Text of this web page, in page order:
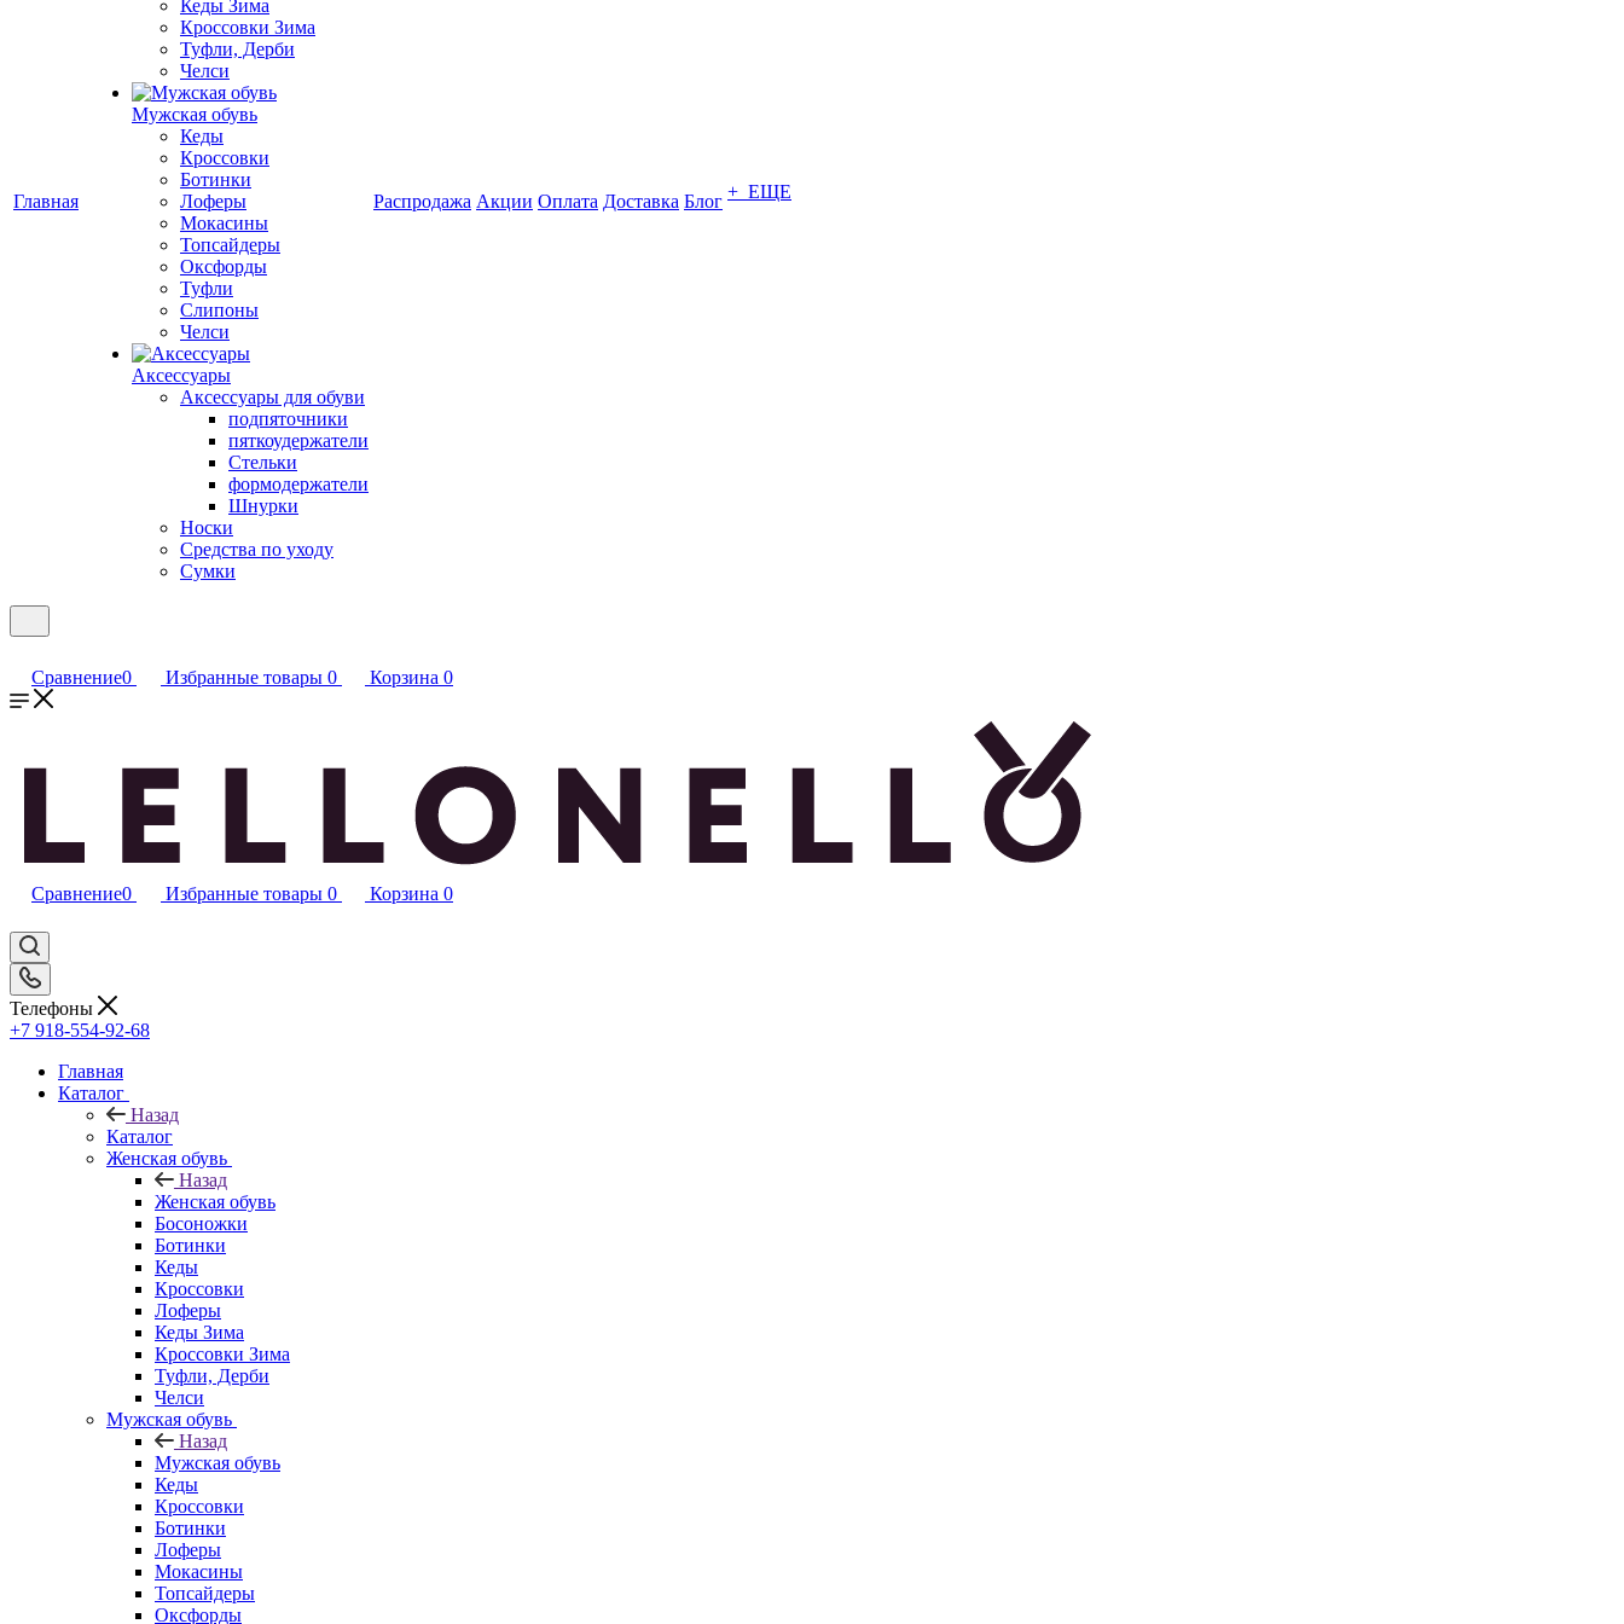
Главная
Кеды Зима
Кроссовки Зима
Туфли, Дерби
Челси
Мужская обувь
Кеды
Кроссовки
Ботинки
Лоферы
Мокасины
Топсайдеры
Оксфорды
Туфли
Слипоны
Челси
Аксессуары
Аксессуары для обуви
подпяточники
пяткоудержатели
Стельки
формодержатели
Шнурки
Носки
Средства по уходу
Сумки
Распродажа Акции Оплата Доставка Блог + ЕЩЕ
Сравнение0 Избранные товары 0 Корзина 0
Сравнение0 Избранные товары 0 Корзина 0
Телефоны
+7 918-554-92-68
Главная
Каталог
Назад
Каталог
Женская обувь
Назад
Женская обувь
Босоножки
Ботинки
Кеды
Кроссовки
Лоферы
Кеды Зима
Кроссовки Зима
Туфли, Дерби
Челси
Мужская обувь
Назад
Мужская обувь
Кеды
Кроссовки
Ботинки
Лоферы
Мокасины
Топсайдеры
Оксфорды